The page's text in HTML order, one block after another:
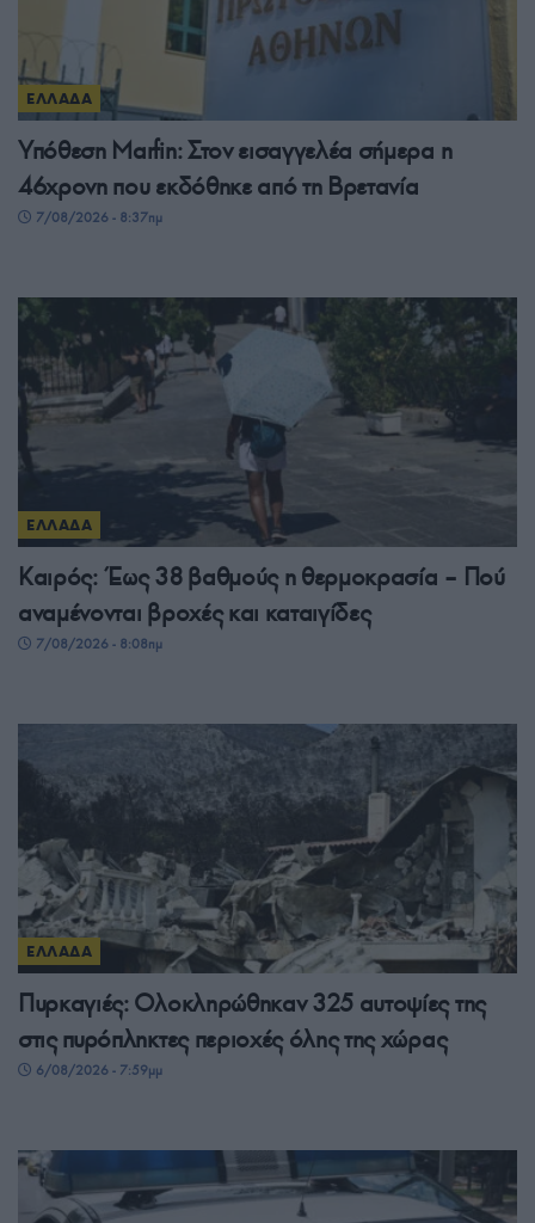
ΕΛΛΑΔΑ
Υπόθεση Marfin: Στον εισαγγελέα σήμερα η
46χρονη που εκδόθηκε από τη Βρετανία
7/08/2026 - 8:37πμ
ΕΛΛΑΔΑ
Καιρός: Έως 38 βαθμούς η θερμοκρασία – Πού
αναμένονται βροχές και καταιγίδες
7/08/2026 - 8:08πμ
ΕΛΛΑΔΑ
Πυρκαγιές: Ολοκληρώθηκαν 325 αυτοψίες της
στις πυρόπληκτες περιοχές όλης της χώρας
6/08/2026 - 7:59μμ